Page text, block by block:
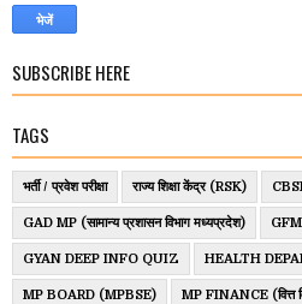
SUBSCRIBE HERE
TAGS
भर्ती / प्रवेश परीक्षा राज्य शिक्षा केंद्र (RSK)
GAD MP (सामान्य प्रशासन विभाग मध्यप्रदेश)
GYAN DEEP INFO QUIZ HEALTH
MP BOARD (MPBSE) MP FINANCE (वित्त